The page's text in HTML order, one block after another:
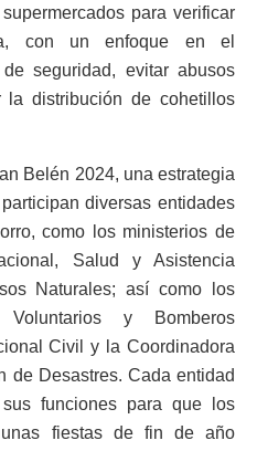
para verificar
con un enfoque en el
seguridad, evitar abusos
distribución de cohetillos
Belén 2024, una estrategia
diversas entidades
como los ministerios de
Salud y Asistencia
Naturales; así como los
y Bomberos
Civil y la Coordinadora
de Desastres. Cada entidad
funciones para que los
fiestas de fin de año